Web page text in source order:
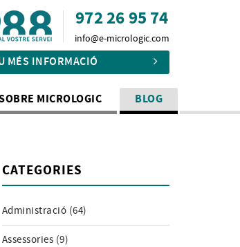
972 26 95 74
info@e-micrologic.com
MÉS INFORMACIÓ
MICROLOGIC BLOG
CATEGORIES
Administració (64)
Assessories (9)